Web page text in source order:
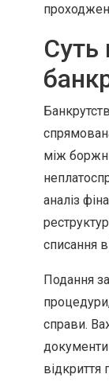
Суть
між
аналіз
списання
Подання
справи.
документи